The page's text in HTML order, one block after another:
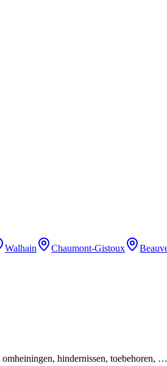
Walhain Chaumont-Gistoux
hindernissen,